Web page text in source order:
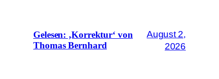
Gelesen: ‚Korrektur‘ von
Thomas Bernhard
August 2,
2026